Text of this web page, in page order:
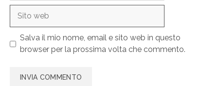
Salva il mio nome, email e sito web in questo
browser per la prossima volta che commento.